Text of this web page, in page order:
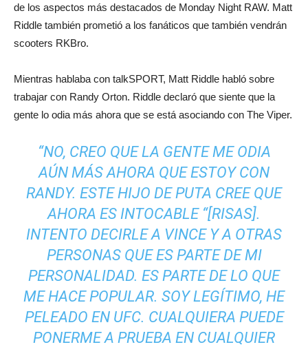
de los aspectos más destacados de Monday Night RAW. Matt
Riddle también prometió a los fanáticos que también vendrán
scooters RKBro.
Mientras hablaba con talkSPORT, Matt Riddle habló sobre
trabajar con Randy Orton. Riddle declaró que siente que la
gente lo odia más ahora que se está asociando con The Viper.
“NO, CREO QUE LA GENTE ME ODIA
AÚN MÁS AHORA QUE ESTOY CON
RANDY. ESTE HIJO DE PUTA CREE QUE
AHORA ES INTOCABLE “[RISAS].
INTENTO DECIRLE A VINCE Y A OTRAS
PERSONAS QUE ES PARTE DE MI
PERSONALIDAD. ES PARTE DE LO QUE
ME HACE POPULAR. SOY LEGÍTIMO, HE
PELEADO EN UFC. CUALQUIERA PUEDE
PONERME A PRUEBA EN CUALQUIER